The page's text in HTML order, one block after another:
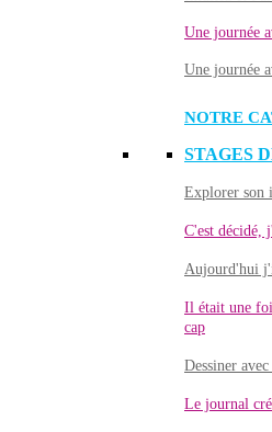
Une journée
Une journée
NOTRE
STAGES
Explorer son
C'est décidé,
Aujourd'hui
Il était une
cap
Dessiner
Le journal